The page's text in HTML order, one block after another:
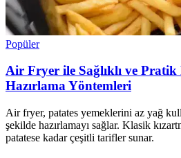
Popüler
Air Fryer ile Sağlıklı ve Pratik
Hazırlama Yöntemleri
Air fryer, patates yemeklerini az yağ
şekilde hazırlamayı sağlar. Klasik
patatese kadar çeşitli tarifler sunar.